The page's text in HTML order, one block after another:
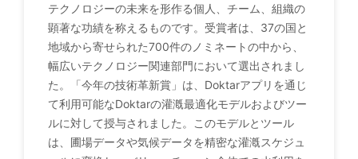
テクノロジーの未来を形作る個人、チーム、組織の
顕著な功績を称えるものです。受賞者は、37の国と
地域から寄せられた700件のノミネートの中から、
幅広いテクノロジー関連部門において選出されまし
た。「今年の技術革新賞」は、Doktarアプリを通じ
て利用可能なDoktarの灌漑最適化モデルおよびツー
ルに対して授与されました。このモデルとツール
は、圃場データや気候データを精密な灌漑スケジュ